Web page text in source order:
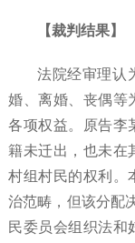
【裁判结果】
法院经审理认
婚、离婚、丧偶等
各项权益。原告李
籍未迁出，也未在
村组村民的权利。
治范畴，但该分配
民委员会组织法和